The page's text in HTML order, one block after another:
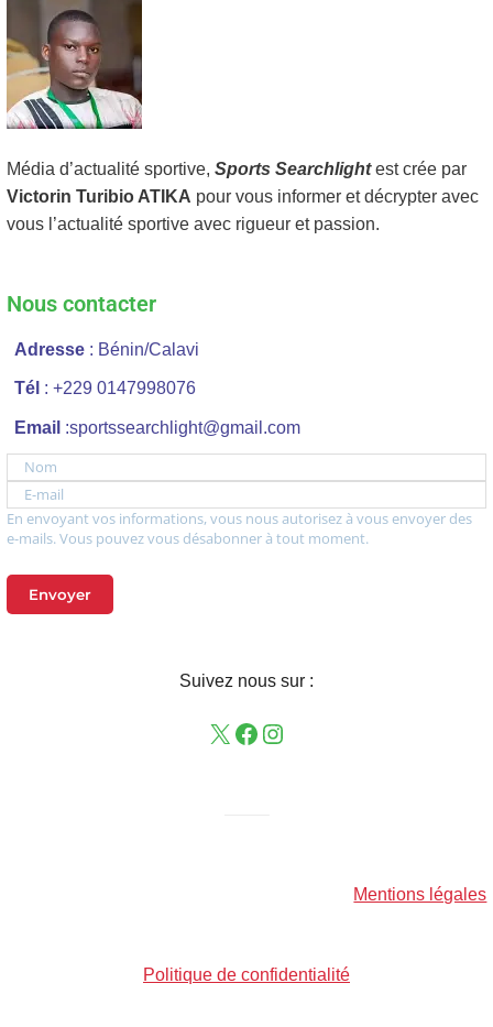
Média d’actualité sportive, Sports Searchlightest crée par
Victorin Turibio ATIKA pour vous informer et décrypter avec
vous l’actualité sportive avec rigueur et passion.
Nous contacter
Adresse : Bénin/Calavi
Tél : +229 0147998076
Email :sportssearchlight@gmail.com
Nom
E-mail
En envoyant vos informations, vous nous autorisez à vous envoyer des
e-mails. Vous pouvez vous désabonner à tout moment.
Envoyer
Suivez nous sur :
Mentions légales
Politique de confidentialité